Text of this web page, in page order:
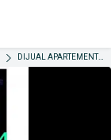
DIJUAL APARTEMENT BELLEVUE JL MT HARYONO JAKARTA PUSAT KOTA DEKAT